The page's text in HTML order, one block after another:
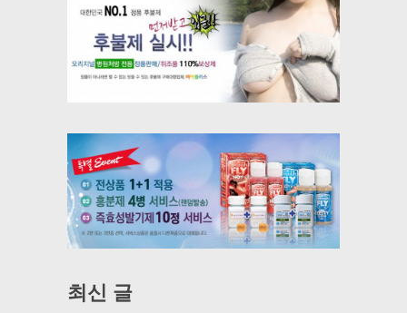
최신 글